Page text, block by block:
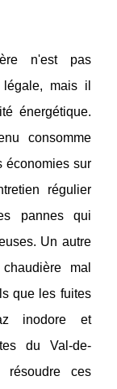
n'est pas
mais il
énergétique.
consomme
économies sur
régulier
pannes qui
Un autre
mal
que les fuites
inodore et
du Val-de-
résoudre ces